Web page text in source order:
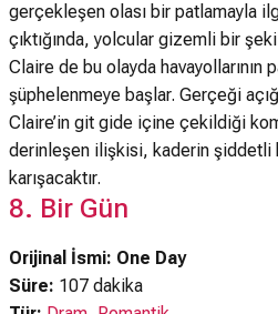
gerçekleşen olası bir patlamayla
çıktığında, yolcular gizemli bir
Claire de bu olayda havayollarının
şüphelenmeye başlar. Gerçeği
Claire’in git gide içine çekildiği
derinleşen ilişkisi, kaderin şiddetli
karışacaktır.
8. Bir Gün
Orijinal İsmi: One Day
Süre: 107 dakika